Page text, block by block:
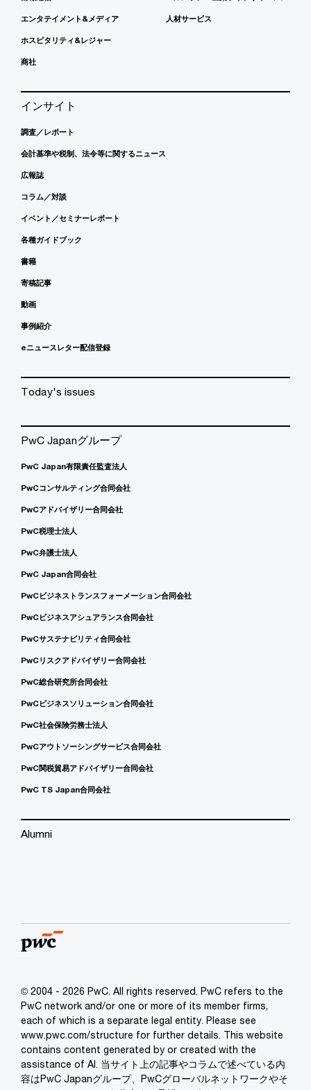
エンタテイメント&メディア
ホスピタリティ&レジャー
商社
人材サービス
インサイト
調査／レポート
会計基準や税制、法令等に関するニュース
広報誌
コラム／対談
イベント／セミナーレポート
各種ガイドブック
書籍
寄稿記事
動画
事例紹介
eニュースレター配信登録
Today's issues
PwC Japanグループ
PwC Japan有限責任監査法人
PwCコンサルティング合同会社
PwCアドバイザリー合同会社
PwC税理士法人
PwC弁護士法人
PwC Japan合同会社
PwCビジネストランスフォーメーション合同会社
PwCビジネスアシュアランス合同会社
PwCサステナビリティ合同会社
PwCリスクアドバイザリー合同会社
PwC総合研究所合同会社
PwCビジネスソリューション合同会社
PwC社会保険労務士法人
PwCアウトソーシングサービス合同会社
PwC関税貿易アドバイザリー合同会社
PwC TS Japan合同会社
Alumni
© 2004 - 2026 PwC. All rights reserved. PwC refers to the
PwC network and/or one or more of its member firms,
each of which is a separate legal entity. Please see
www.pwc.com/structure for further details. This website
contains content generated by or created with the
assistance of AI. 当サイト上の記事やコラムで述べている内
容はPwC Japanグループ、PwCグローバルネットワークやそ